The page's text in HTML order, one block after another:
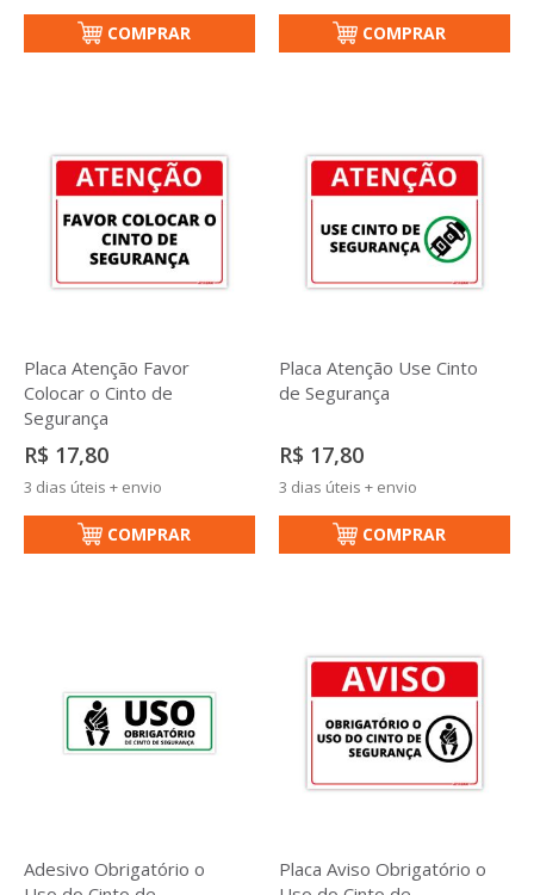
COMPRAR COMPRAR
Placa Atenção Favor
Colocar o Cinto de
Segurança
R$ 17,80
3 dias úteis + envio
COMPRAR
Placa Atenção Use Cinto
de Segurança
R$ 17,80
3 dias úteis + envio
COMPRAR
Adesivo Obrigatório o
Placa Aviso Obrigatório o